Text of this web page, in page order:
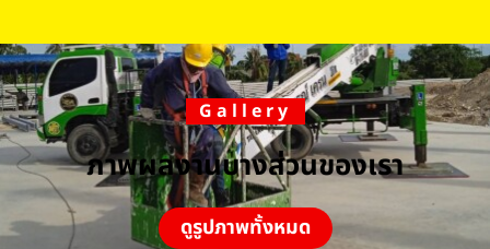
Gallery
ภาพผลงานบางส่วนของเรา
ดูรูปภาพทั้งหมด